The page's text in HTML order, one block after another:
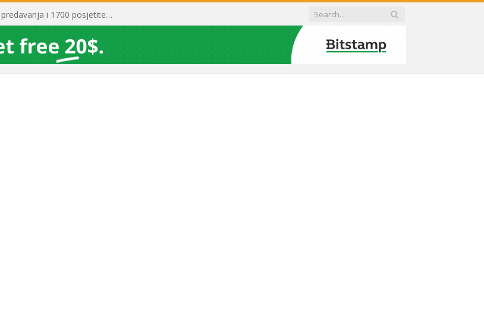
Toni Milun postao “milijarder”! Vrhunska predavanja i 1700 posjetitelja obilježili su mjesec financijske pismenosti